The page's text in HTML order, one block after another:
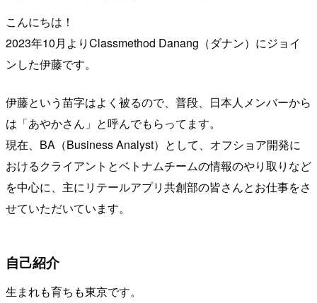
こんにちは！
2023年10月よりClassmethod Danang（ダナン）にジョイ
ンした伊藤です。
伊藤という苗字はよく被るので、普段、日本人メンバーから
は「あやかさん」と呼んでもらってます。
現在、BA（Business Analyst）として、オフショア開発に
おけるクライアントとベトナムチームの情報のやり取りなど
を中心に、主にリテールアプリ共創部の皆さんとお仕事をさ
せていただいています。
自己紹介
生まれも育ちも東京です。